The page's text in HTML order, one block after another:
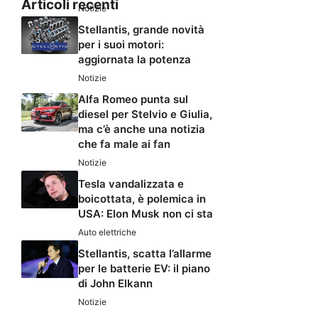
Articoli recenti
Notizie
Stellantis, grande novità
per i suoi motori:
aggiornata la potenza
Notizie
Alfa Romeo punta sul
diesel per Stelvio e Giulia,
ma c’è anche una notizia
che fa male ai fan
Notizie
Tesla vandalizzata e
boicottata, è polemica in
USA: Elon Musk non ci sta
Auto elettriche
Stellantis, scatta l’allarme
per le batterie EV: il piano
di John Elkann
Notizie